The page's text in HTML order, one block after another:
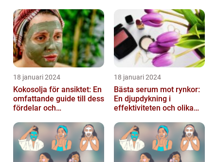
18 januari 2024
Kokosolja för ansiktet: En
omfattande guide till dess
fördelar och
18 januari 2024
Bästa serum mot rynkor:
En djupdykning i
effektiviteten och olika